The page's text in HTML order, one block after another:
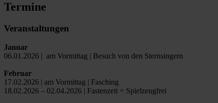
Termine
Veranstaltungen
Januar
06.01.2026 | am Vormittag | Besuch von den Sternsingern
Februar
17.02.2026 | am Vormittag | Fasching
18.02.2026 – 02.04.2026 | Fastenzeit = Spielzeugfrei